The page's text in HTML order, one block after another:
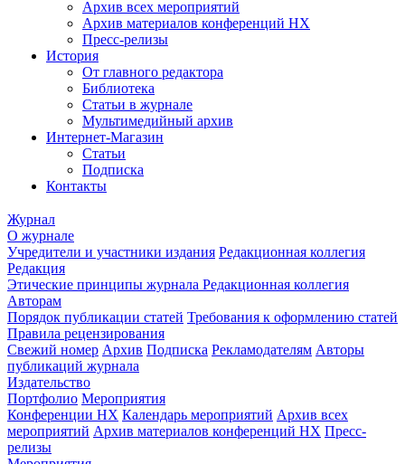
Архив всех мероприятий
Архив материалов конференций НХ
Пресс-релизы
История
От главного редактора
Библиотека
Статьи в журнале
Мультимедийный архив
Интернет-Магазин
Статьи
Подписка
Контакты
Журнал
О журнале
Учредители и участники издания Редакционная коллегия
Редакция
Этические принципы журнала Редакционная коллегия
Авторам
Порядок публикации статей Требования к оформлению статей
Правила рецензирования
Свежий номер Архив Подписка Рекламодателям Авторы
публикаций журнала
Издательство
Портфолио Мероприятия
Конференции НХ Календарь мероприятий Архив всех
мероприятий Архив материалов конференций НХ Пресс-
релизы